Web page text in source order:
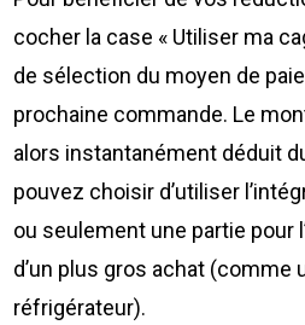
cocher la case « Utiliser ma
de sélection du moyen de
prochaine commande. Le
alors instantanément déduit
pouvez choisir d’utiliser
ou seulement une partie pour
d’un plus gros achat (comme
réfrigérateur).